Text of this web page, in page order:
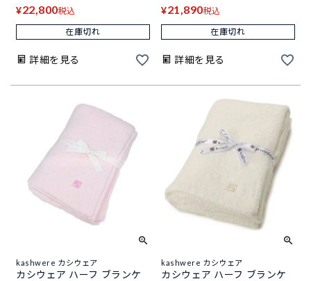
¥22,800税込
在庫切れ
詳細を見る
¥21,890税込
在庫切れ
詳細を見る
kashwere カシウェア
カシウェア ハーフ ブランケ
kashwere カシウェア
カシウェア ハーフ ブランケ